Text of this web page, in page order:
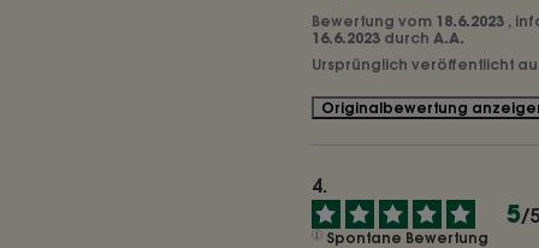
Bewertung vom 18.6.2023 ,
16.6.2023 durch A.A.
Ursprünglich veröffentlicht
Originalbewertung
5/5
Spontane Bewertung